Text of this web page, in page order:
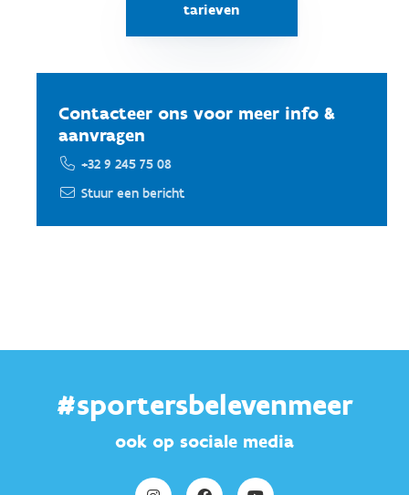
tarieven
Contacteer ons voor meer info &
aanvragen
+32 9 245 75 08
Stuur een bericht
#sportersbelevenmeer
ook op sociale media